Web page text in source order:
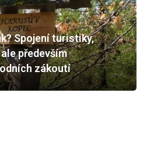
Spojení turistiky,
především
zákoutí